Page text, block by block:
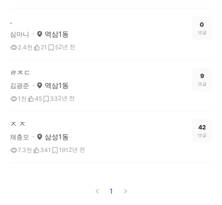
.
심마니 역삼1동
2.4천 21 52년 전
0
댓글
ㄹㅈㄷ
김광준 역삼1동
1천 45 332년 전
9
댓글
ㅈ ㅈ
채충모 삼성1동
7.3천 341 191 2년 전
42
댓글
1